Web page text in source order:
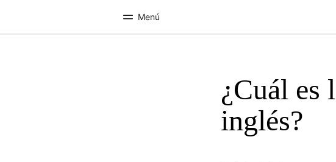
Menú
Programas
Ver todo lo que hacemos
¿Cuál es
inglés?